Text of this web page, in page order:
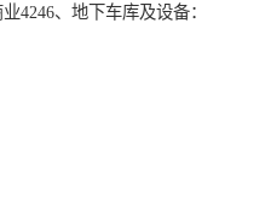
4246、地下车库及设备：